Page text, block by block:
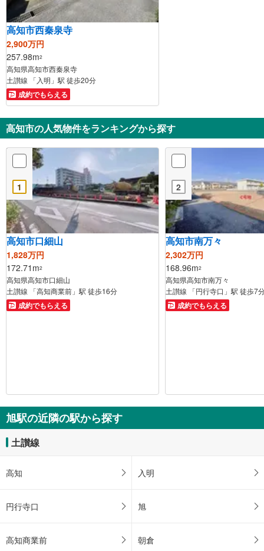
高知市西秦泉寺
2,900万円
257.98m2
高知県高知市西秦泉寺
土讃線 「入明」駅 徒歩20分
成約でもらえる
高知市の人気物件をランキングから探す
1
高知市口細山
1,828万円
172.71m2
高知県高知市口細山
土讃線 「高知商業前」駅 徒歩16分
成約でもらえる
2
高知市南万々
2,302万円
168.96m2
高知県高知市南万々
土讃線 「円行寺口」駅 徒歩7
成約でもらえる
旭駅の近隣の駅から探す
土讃線
高知 入明
円行寺口 旭
高知商業前 朝倉